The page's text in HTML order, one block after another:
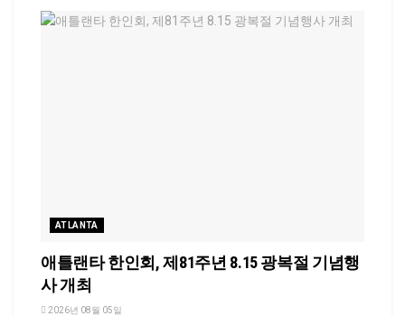
ATLANTA
애틀랜타 한인회, 제81주년 8.15 광복절 기념행
사 개최
2026년 08월 05일